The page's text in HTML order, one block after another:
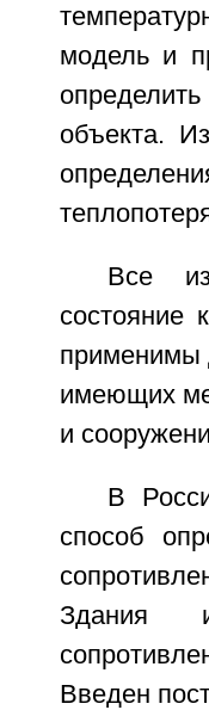
модель и
объекта.
Все
состояние
применимы
имеющих
и
В
способ
Здания
Введен